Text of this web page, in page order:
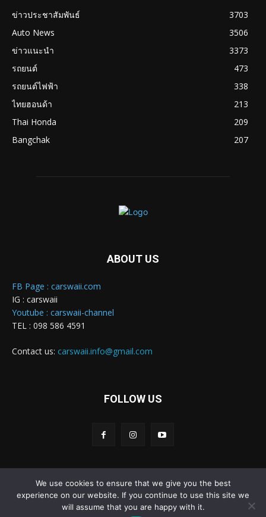
ข่าวประชาสัมพันธ์
3703
Auto News
3506
ข่าวแนะนำ
3373
รถยนต์
473
รถยนต์ไฟฟ้า
338
ไทยฮอนด้า
213
Thai Honda
209
Bangchak
207
ABOUT US
FB Page : carswaii.com
IG : carswaii
Youtube : carswaii-channel
TEL : 098 586 4591
Contact us: carswaii.info@gmail.com
FOLLOW US
Carswaii © Copyright All right reserved
We use cookies to ensure that we give you the best
experience on our website. If you continue to use this site we
will assume that you are happy with it.